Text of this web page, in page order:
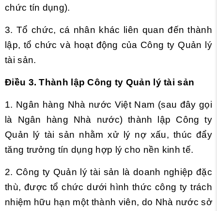
chức tín dụng).
3. Tổ chức, cá nhân khác liên quan đến thành
lập, tổ chức và hoạt động của Công ty Quản lý
tài sản.
Điều 3. Thành lập Công ty Quản lý tài sản
1. Ngân hàng Nhà nước Việt Nam (sau đây gọi
là Ngân hàng Nhà nước) thành lập Công ty
Quản lý tài sản nhằm xử lý nợ xấu, thúc đẩy
tăng trưởng tín dụng hợp lý cho nền kinh tế.
2. Công ty Quản lý tài sản là doanh nghiệp đặc
thù, được tổ chức dưới hình thức công ty trách
nhiệm hữu hạn một thành viên, do Nhà nước sở